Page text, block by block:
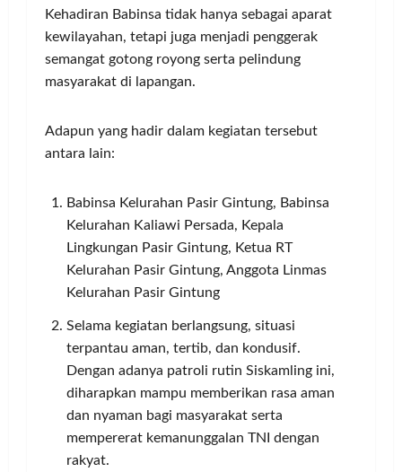
Kehadiran Babinsa tidak hanya sebagai aparat
kewilayahan, tetapi juga menjadi penggerak
semangat gotong royong serta pelindung
masyarakat di lapangan.
Adapun yang hadir dalam kegiatan tersebut
antara lain:
Babinsa Kelurahan Pasir Gintung, Babinsa
Kelurahan Kaliawi Persada, Kepala
Lingkungan Pasir Gintung, Ketua RT
Kelurahan Pasir Gintung, Anggota Linmas
Kelurahan Pasir Gintung
Selama kegiatan berlangsung, situasi
terpantau aman, tertib, dan kondusif.
Dengan adanya patroli rutin Siskamling ini,
diharapkan mampu memberikan rasa aman
dan nyaman bagi masyarakat serta
mempererat kemanunggalan TNI dengan
rakyat.